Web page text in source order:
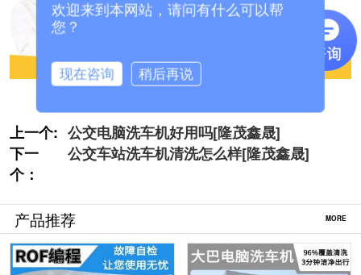
上一个: 公交电脑洗车机好用吗[隆茂鑫晟]
下一
个：
公交车站洗车机清洗怎么样[隆茂鑫晟]
产品推荐 MORE
欢迎来到本网站，请问有什么可以帮
您？
现在咨询 稍后再说